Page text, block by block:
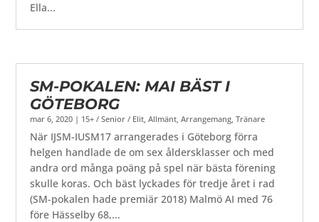
Ella...
SM-POKALEN: MAI BÄST I
GÖTEBORG
mar 6, 2020 | 15+ / Senior / Elit ,Allmänt ,Arrangemang ,Tränare
När IJSM-IUSM17 arrangerades i Göteborg förra
helgen handlade de om sex åldersklasser och med
andra ord många poäng på spel när bästa förening
skulle koras. Och bäst lyckades för tredje året i rad
(SM-pokalen hade premiär 2018) Malmö AI med 76
före Hässelby 68,...